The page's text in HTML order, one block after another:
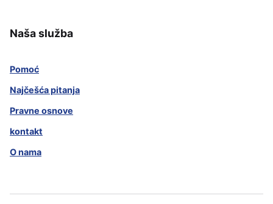
Naša služba
Pomoć
Najčešća pitanja
Pravne osnove
kontakt
O nama